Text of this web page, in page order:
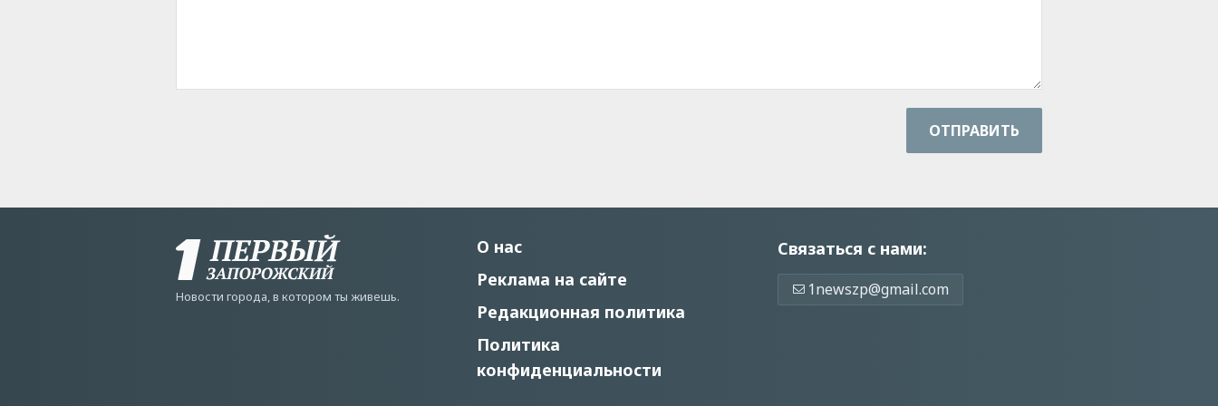
ОТПРАВИТЬ
Новости города, в котором ты живешь.
О нас
Реклама на сайте
Редакционная политика
Политика
конфиденциальности
Связаться с нами:
1newszp@gmail.com